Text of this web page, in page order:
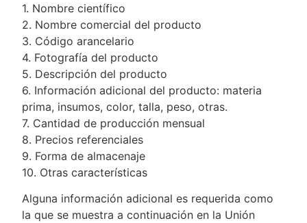
1. Nombre científico
2. Nombre comercial del producto
3. Código arancelario
4. Fotografía del producto
5. Descripción del producto
6. Información adicional del producto: materia
prima, insumos, color, talla, peso, otras.
7. Cantidad de producción mensual
8. Precios referenciales
9. Forma de almacenaje
10. Otras características
Alguna información adicional es requerida como
la que se muestra a continuación en la Unión